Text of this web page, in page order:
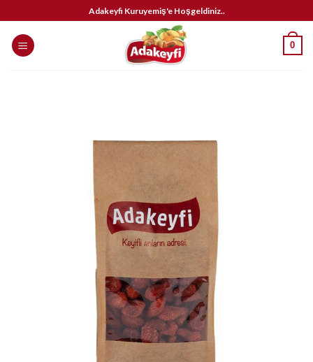
atla
Adakeyfi Kuruyemiş'e Hoşgeldiniz..
0